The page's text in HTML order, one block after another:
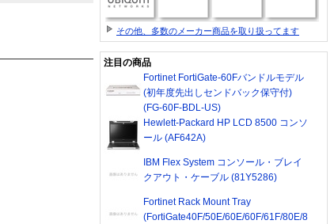
その他、多数のメーカー商品を取り扱ってます
注目の商品
Fortinet FortiGate-60Fバンドルモデル
(初年度先出しセンドバック保守付)
(FG-60F-BDL-US)
Hewlett-Packard HP LCD 8500 コンソ
ール (AF642A)
IBM Flex System コンソール・ブレイ
クアウト・ケーブル (81Y5286)
Fortinet Rack Mount Tray
(FortiGate40F/50E/60E/60F/61F/80E/8